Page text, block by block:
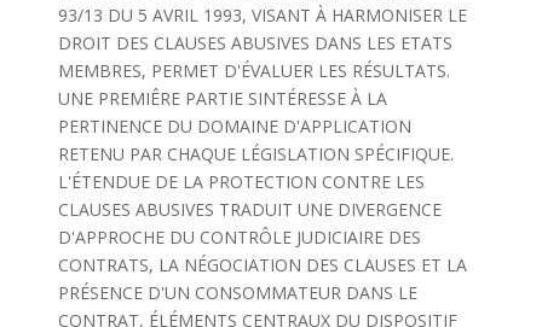
93/13 DU 5 AVRIL 1993, VISANT À HARMONISER LE
DROIT DES CLAUSES ABUSIVES DANS LES ETATS
MEMBRES, PERMET D'ÉVALUER LES RÉSULTATS.
UNE PREMIÊRE PARTIE SINTÉRESSE À LA
PERTINENCE DU DOMAINE D'APPLICATION
RETENU PAR CHAQUE LÉGISLATION SPÉCIFIQUE.
L'ÉTENDUE DE LA PROTECTION CONTRE LES
CLAUSES ABUSIVES TRADUIT UNE DIVERGENCE
D'APPROCHE DU CONTRÔLE JUDICIAIRE DES
CONTRATS, LA NÉGOCIATION DES CLAUSES ET LA
PRÉSENCE D'UN CONSOMMATEUR DANS LE
CONTRAT, ÉLÉMENTS CENTRAUX DU DISPOSITIF